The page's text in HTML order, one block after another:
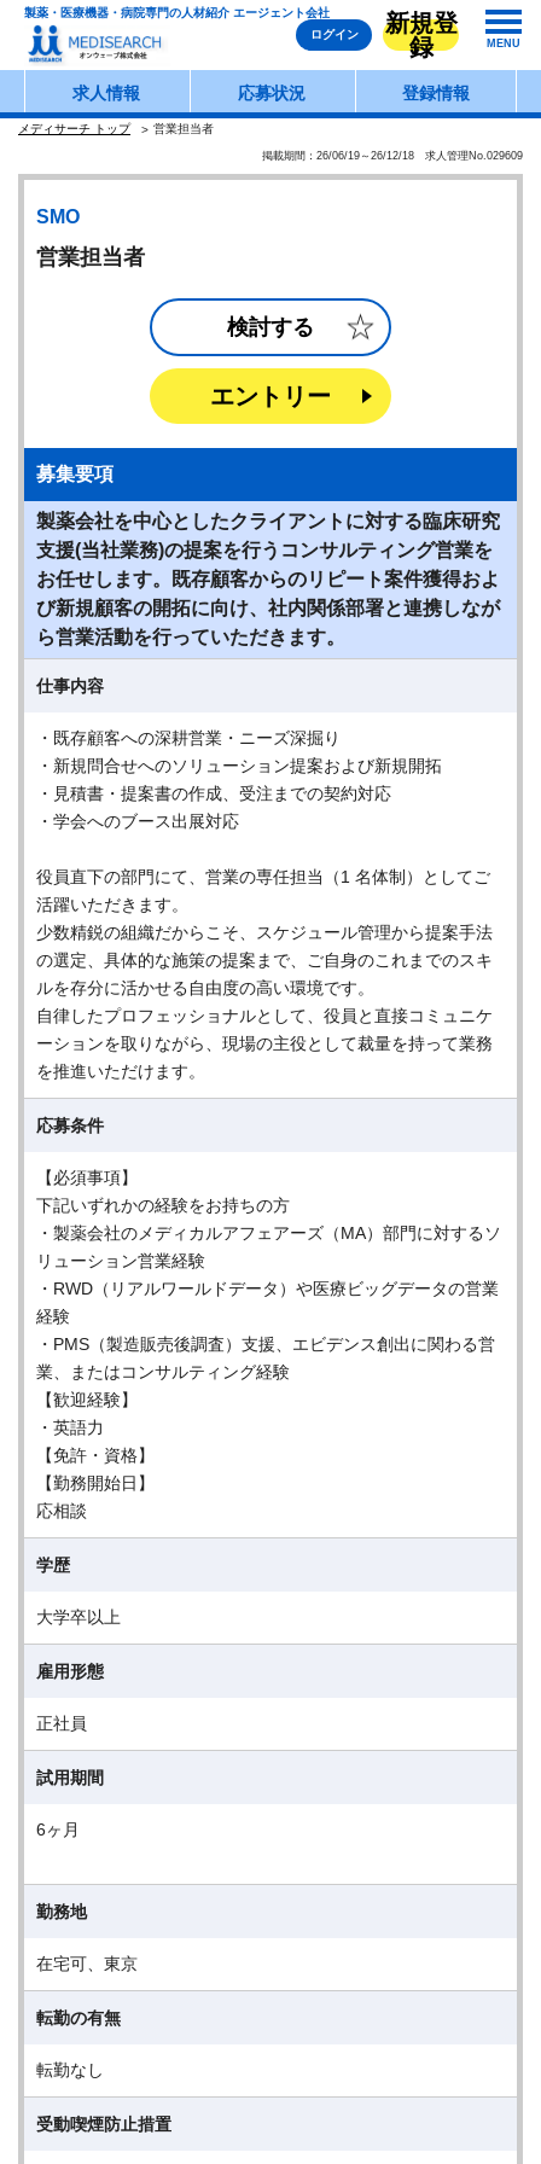
製薬・医療機器・病院専門の人材紹介 エージェント会社
ログイン
新規登
録
MENU
求人情報 応募状況 登録情報
メディサーチ トップ 営業担当者
掲載期間：26/06/19～26/12/18 求人管理No.029609
SMO
営業担当者
検討する
エントリー
募集要項
製薬会社を中心としたクライアントに対する臨床研究
支援(当社業務)の提案を行うコンサルティング営業を
お任せします。既存顧客からのリピート案件獲得およ
び新規顧客の開拓に向け、社内関係部署と連携しなが
ら営業活動を行っていただきます。
仕事内容
・既存顧客への深耕営業・ニーズ深掘り
・新規問合せへのソリューション提案および新規開拓
・見積書・提案書の作成、受注までの契約対応
・学会へのブース出展対応
役員直下の部門にて、営業の専任担当（1 名体制）としてご
活躍いただきます。
少数精鋭の組織だからこそ、スケジュール管理から提案手法
の選定、具体的な施策の提案まで、ご自身のこれまでのスキ
ルを存分に活かせる自由度の高い環境です。
自律したプロフェッショナルとして、役員と直接コミュニケ
ーションを取りながら、現場の主役として裁量を持って業務
を推進いただけます。
応募条件
【必須事項】
下記いずれかの経験をお持ちの方
・製薬会社のメディカルアフェアーズ（MA）部門に対するソ
リューション営業経験
・RWD（リアルワールドデータ）や医療ビッグデータの営業
経験
・PMS（製造販売後調査）支援、エビデンス創出に関わる営
業、またはコンサルティング経験
【歓迎経験】
・英語力
【免許・資格】
【勤務開始日】
応相談
学歴
大学卒以上
雇用形態
正社員
試用期間
6ヶ月
勤務地
在宅可、東京
転勤の有無
転勤なし
受動喫煙防止措置